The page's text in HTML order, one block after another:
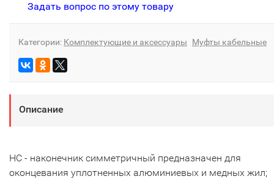
Задать вопрос по этому товару
Категории: Комплектующие и аксессуары Муфты кабельные
Описание
НC - наконечник симметричный предназначен для
оконцевания уплотненных алюминиевых и медных жил;